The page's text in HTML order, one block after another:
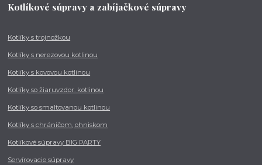
Kotlíkové súpravy a zabíjačkové súpravy
Kotlíky s trojnožkou
Kotlíky s nerezovou kotlinou
Kotlíky s kovovou kotlinou
Kotlíky so žiaruvzdor. kotlinou
Kotlíky so smaltovanou kotlinou
Kotlíky s chráničom, ohniskom
Kotlíkové súpravy BIG PARTY
Servírovacie súpravy